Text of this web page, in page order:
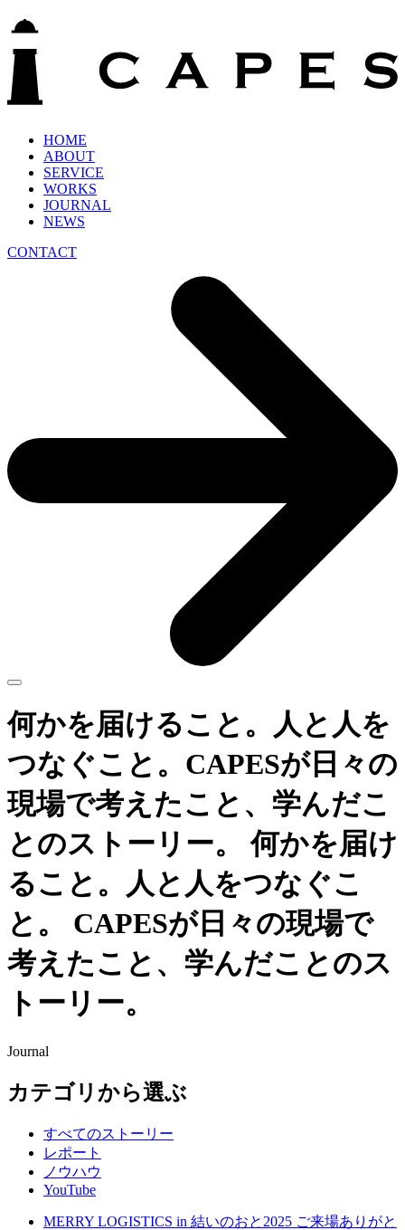
HOME
ABOUT
SERVICE
WORKS
JOURNAL
NEWS
CONTACT
何かを届けること。人と人を
つなぐこと。CAPESが日々の
現場で考えたこと、学んだこ
とのストーリー。
何かを届け
ること。人と人をつなぐこ
と。
CAPESが日々の現場で
考えたこと、学んだことのス
トーリー。
Journal
カテゴリから選ぶ
すべてのストーリー
レポート
ノウハウ
YouTube
MERRY LOGISTICS in 結いのおと2025 ご来場ありがと